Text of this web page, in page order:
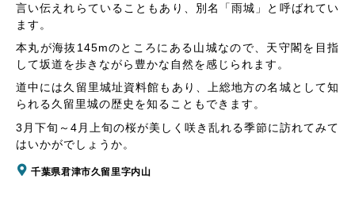
言い伝えれらていることもあり、別名「雨城」と呼ばれてい
ます。
本丸が海抜145mのところにある山城なので、天守閣を目指
して坂道を歩きながら豊かな自然を感じられます。
道中には久留里城址資料館もあり、上総地方の名城として知
られる久留里城の歴史を知ることもできます。
3月下旬～4月上旬の桜が美しく咲き乱れる季節に訪れてみて
はいかがでしょうか。
千葉県君津市久留里字内山